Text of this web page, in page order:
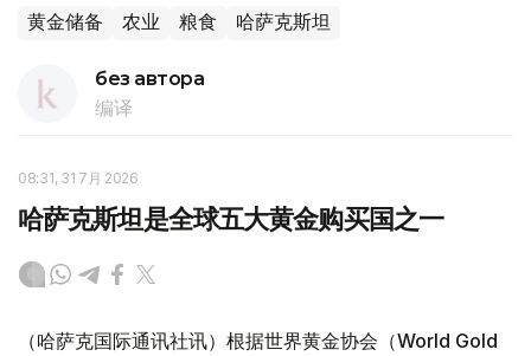
黄金储备 农业 粮食 哈萨克斯坦
без автора
编译
08:31, 31 7月 2026
哈萨克斯坦是全球五大黄金购买国之一
（哈萨克国际通讯社讯）根据世界黄金协会（World Gold